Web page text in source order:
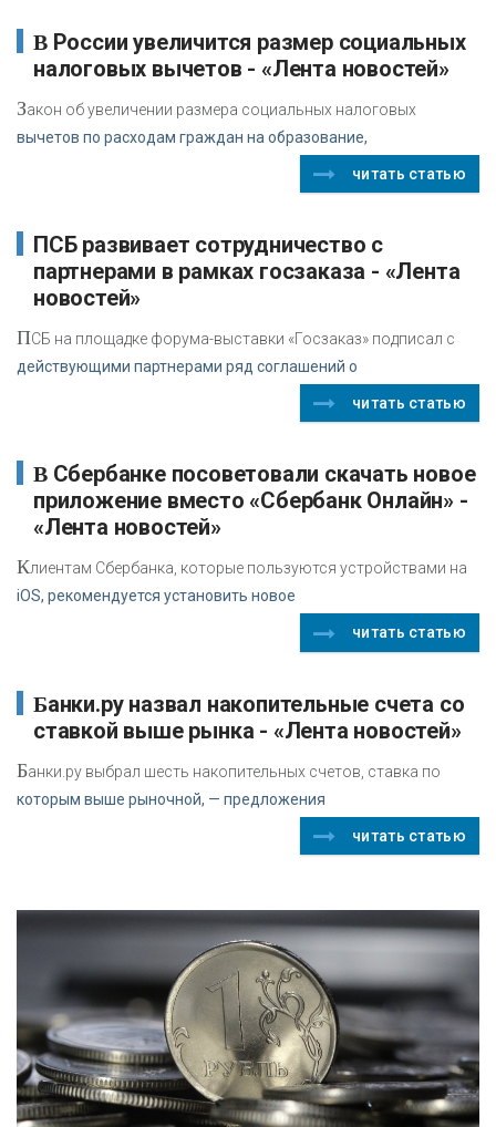
В России увеличится размер социальных
налоговых вычетов - «Лента новостей»
Закон об увеличении размера социальных налоговых
вычетов по расходам граждан на образование,
читать статью
партнерами в рамках госзаказа - «Лента
новостей»
ПСБ на площадке форума-выставки «Госзаказ» подписал с
действующими партнерами ряд соглашений о
читать статью
В Сбербанке посоветовали скачать новое
приложение вместо «Сбербанк Онлайн» -
«Лента новостей»
Клиентам Сбербанка, которые пользуются устройствами на
iOS, рекомендуется установить новое
читать статью
Банки.ру назвал накопительные счета со
ставкой выше рынка - «Лента новостей»
Банки.ру выбрал шесть накопительных счетов, ставка по
которым выше рыночной, — предложения
читать статью